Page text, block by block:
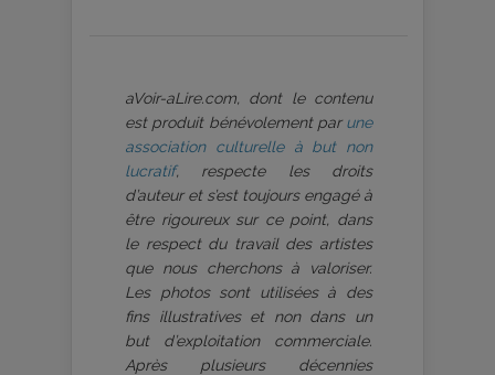
aVoir-aLire.com, dont le contenu
est produit bénévolement par une
association culturelle à but non
lucratif, respecte les droits
d’auteur et s’est toujours engagé à
être rigoureux sur ce point, dans
le respect du travail des artistes
que nous cherchons à valoriser.
Les photos sont utilisées à des
fins illustratives et non dans un
but d’exploitation commerciale.
Après plusieurs décennies